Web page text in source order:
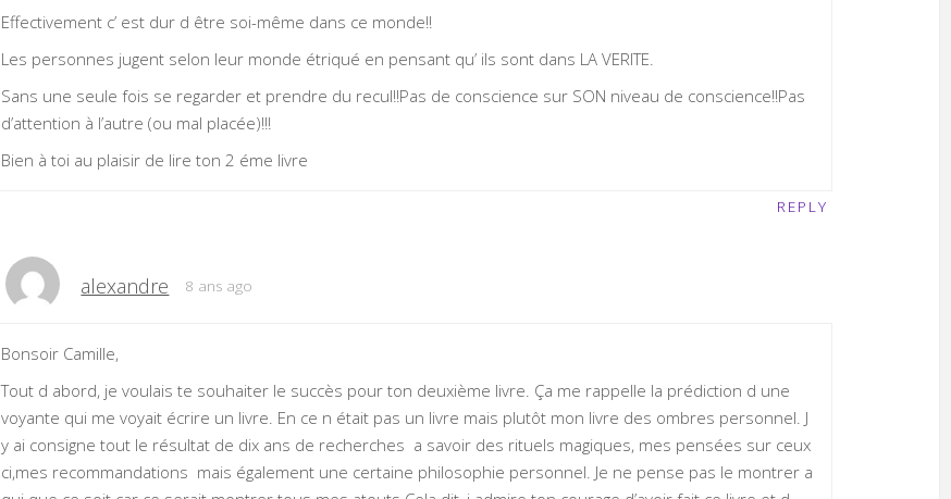
Effectivement c’ est dur d être soi-même dans ce monde!!
Les personnes jugent selon leur monde étriqué en pensant qu’ ils sont dans LA VERITE.
Sans une seule fois se regarder et prendre du recul!!Pas de conscience sur SON niveau de conscience!!Pas
d’attention à l’autre (ou mal placée)!!!
Bien à toi au plaisir de lire ton 2 éme livre
REPLY
alexandre 8 ans ago
Bonsoir Camille,
Tout d abord, je voulais te souhaiter le succès pour ton deuxième livre. Ça me rappelle la prédiction d une
voyante qui me voyait écrire un livre. En ce n était pas un livre mais plutôt mon livre des ombres personnel. J
y ai consigne tout le résultat de dix ans de recherches a savoir des rituels magiques, mes pensées sur ceux
ci,mes recommandations mais également une certaine philosophie personnel. Je ne pense pas le montrer a